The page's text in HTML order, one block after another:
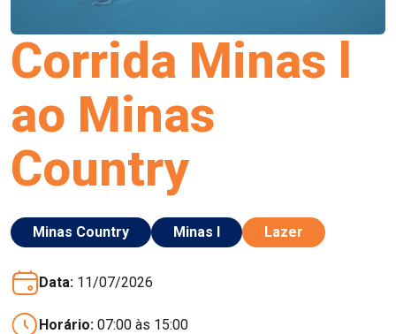
Corrida Minas l
ao Minas
Country
Minas Country Minas I Lazer
Data: 11/07/2026
Horário: 07:00 às 15:00